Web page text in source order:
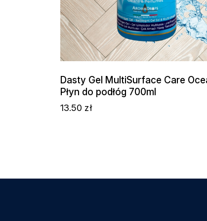
Dasty Gel MultiSurface Care
Płyn do podłóg 700ml
13.50 zł